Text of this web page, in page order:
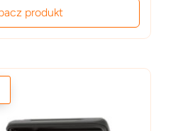
produkt